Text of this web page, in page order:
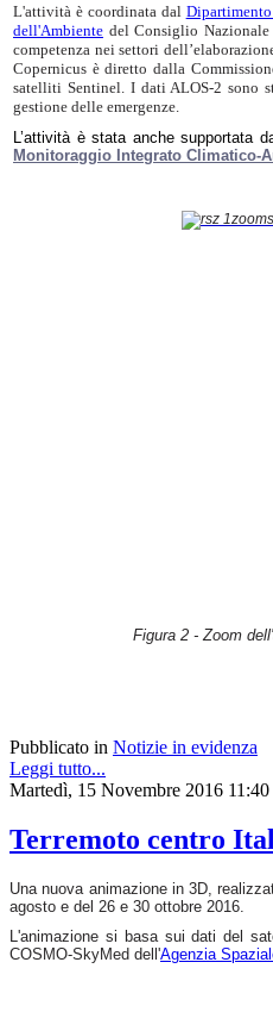
L'attività è coordinata dal
dell'Ambiente del Consiglio
competenza nei settori
Copernicus è diretto dalla
satelliti Sentinel. I dati ALOS-2 sono
gestione delle emergenze.
L’attività è stata anche supportata
Monitoraggio Integrato Climatico-
Figura 2 - Zoom
Pubblicato in Notizie in evidenza
Leggi tutto...
Martedì, 15 Novembre 2016 11:40
Terremoto centro
Una nuova animazione in 3D,
agosto e del 26 e 30 ottobre 2016.
L'animazione si basa sui dati del
COSMO-SkyMed dell'Agenzia